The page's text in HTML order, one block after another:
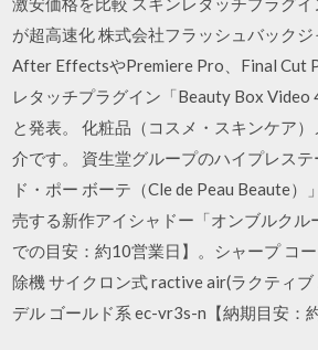
が超高速化 株式会社フラッシュバックジ
After EffectsやPremiere Pro、Final Cut
レタッチプラグイン「Beauty Box Video
と発表。 化粧品（コスメ・スキンケア
介です。 資生堂グループのハイプレステ
ド・ポー ボーテ（Cle de Peau Beaute
売する新作アイシャドー「オンブルクル
での目安：約10営業日】。シャープ コ
除機 サイクロン式 ractive air(ラクティ
デル ゴールド系 ec-vr3s-n【納期目安：